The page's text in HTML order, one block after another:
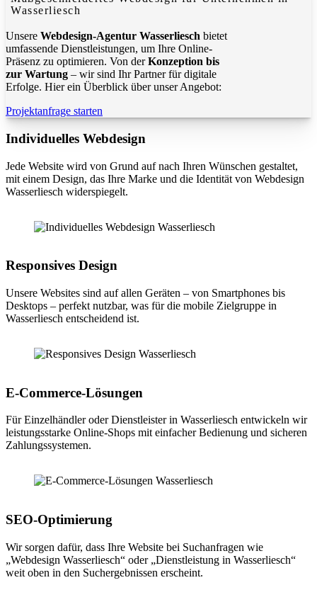
Wasserliesch
Unsere Webdesign-Agentur Wasserliesch bietet
umfassende Dienstleistungen, um Ihre Online-
Präsenz zu optimieren. Von derKonzeption bis
zur Wartung – wir sind Ihr Partner für digitale
Erfolge. Hier ein Überblick über unser Angebot:
Projektanfrage starten
Individuelles Webdesign
Jede Website wird von Grund auf nach Ihren Wünschen gestaltet,
mit einem Design, das Ihre Marke und die Identität von Webdesign
Wasserliesch widerspiegelt.
Responsives Design
Unsere Websites sind auf allen Geräten – von Smartphones bis
Desktops – perfekt nutzbar, was für die mobile Zielgruppe in
Wasserliesch entscheidend ist.
E-Commerce-Lösungen
Für Einzelhändler oder Dienstleister in Wasserliesch entwickeln wir
leistungsstarke Online-Shops mit einfacher Bedienung und sicheren
Zahlungssystemen.
SEO-Optimierung
Wir sorgen dafür, dass Ihre Website bei Suchanfragen wie
„Webdesign Wasserliesch“ oder „Dienstleistung in Wasserliesch“
weit oben in den Suchergebnissen erscheint.